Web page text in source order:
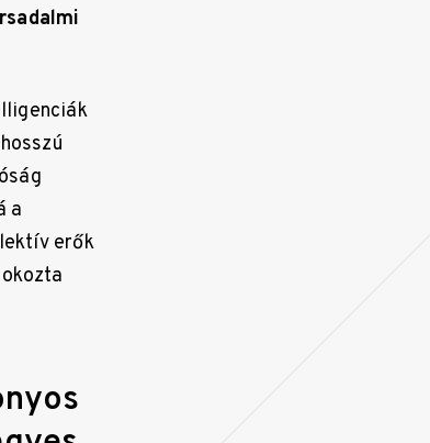
a
erők